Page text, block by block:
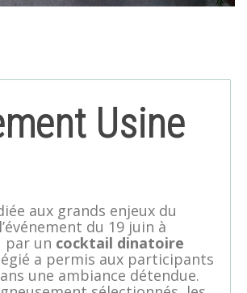
Usine
aux grands enjeux du
du 19 juin à
par un cocktail dinatoire
a permis aux participants
une ambiance détendue.